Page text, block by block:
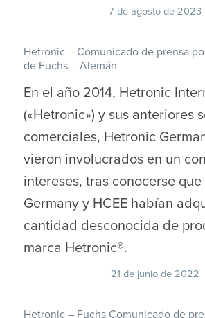
Hetronic – Comunicado de prensa
de Fuchs – Alemán
7 de agosto de 2023
En el año 2014, Hetronic
(«Hetronic») y sus anteriores
comerciales, Hetronic
vieron involucrados en un
intereses, tras conocerse
Germany y HCEE habían
cantidad desconocida de
marca Hetronic®.
Hetronic – Fuchs Comunicado de
21 de junio de 2022